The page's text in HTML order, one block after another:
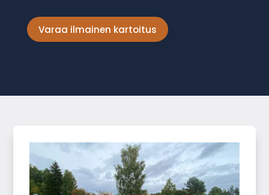
Varaa ilmainen kartoitus